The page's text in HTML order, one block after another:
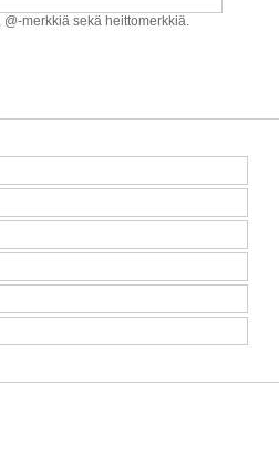
merkkiä sekä heittomerkkiä.